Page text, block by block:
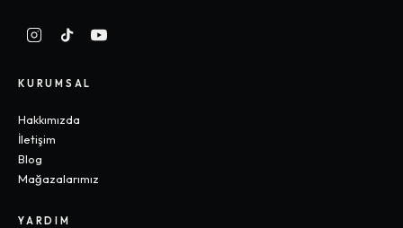
KURUMSAL
Hakkımızda
İletişim
Blog
Mağazalarımız
YARDIM